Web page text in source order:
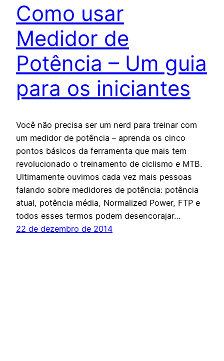
Como usar
Medidor de
Potência – Um guia
para os iniciantes
Você não precisa ser um nerd para treinar com
um medidor de potência – aprenda os cinco
pontos básicos da ferramenta que mais tem
revolucionado o treinamento de ciclismo e MTB.
Ultimamente ouvimos cada vez mais pessoas
falando sobre medidores de potência: potência
atual, potência média, Normalized Power, FTP e
todos esses termos podem desencorajar…
22 de dezembro de 2014